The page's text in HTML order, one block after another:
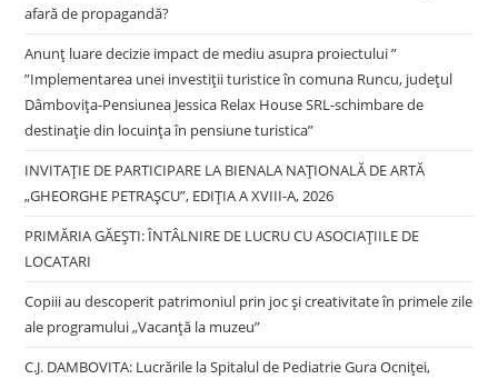
afară de propagandă?
Anunț luare decizie impact de mediu asupra proiectului ”
”Implementarea unei investiții turistice în comuna Runcu, județul
Dâmbovița-Pensiunea Jessica Relax House SRL-schimbare de
destinație din locuința în pensiune turistica”
INVITAȚIE DE PARTICIPARE LA BIENALA NAȚIONALĂ DE ARTĂ
„GHEORGHE PETRAȘCU”, EDIŢIA A XVIII-A, 2026
PRIMĂRIA GĂEȘTI: ÎNTÂLNIRE DE LUCRU CU ASOCIAȚIILE DE
LOCATARI
Copiii au descoperit patrimoniul prin joc și creativitate în primele zile
ale programului „Vacanță la muzeu”
C.J. DAMBOVITA: Lucrările la Spitalul de Pediatrie Gura Ocniței,